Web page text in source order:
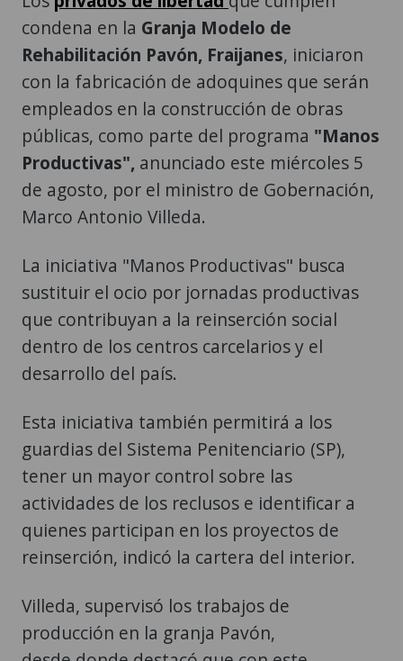
condena en la Granja Modelo de
Rehabilitación Pavón, Fraijanes, iniciaron
con la fabricación de adoquines que serán
empleados en la construcción de obras
públicas, como parte del programa "Manos
Productivas", anunciado este miércoles 5
de agosto, por el ministro de Gobernación,
Marco Antonio Villeda.
La iniciativa "Manos Productivas" busca
sustituir el ocio por jornadas productivas
que contribuyan a la reinserción social
dentro de los centros carcelarios y el
desarrollo del país.
Esta iniciativa también permitirá a los
guardias del Sistema Penitenciario (SP),
tener un mayor control sobre las
actividades de los reclusos e identificar a
quienes participan en los proyectos de
reinserción, indicó la cartera del interior.
Villeda, supervisó los trabajos de
producción en la granja Pavón,